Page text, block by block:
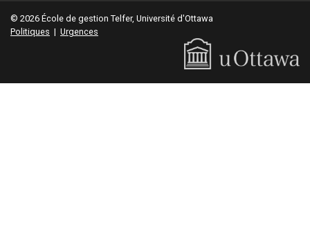
© 2026 École de gestion Telfer, Université d'Ottawa
Politiques | Urgences